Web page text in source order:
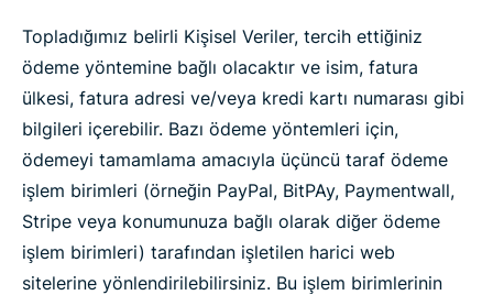
Topladığımız belirli Kişisel Veriler, tercih ettiğiniz
ödeme yöntemine bağlı olacaktır ve isim, fatura
ülkesi, fatura adresi ve/veya kredi kartı numarası gibi
bilgileri içerebilir. Bazı ödeme yöntemleri için,
ödemeyi tamamlama amacıyla üçüncü taraf ödeme
işlem birimleri (örneğin PayPal, BitPAy, Paymentwall,
Stripe veya konumunuza bağlı olarak diğer ödeme
işlem birimleri) tarafından işletilen harici web
sitelerine yönlendirilebilirsiniz. Bu işlem birimlerinin